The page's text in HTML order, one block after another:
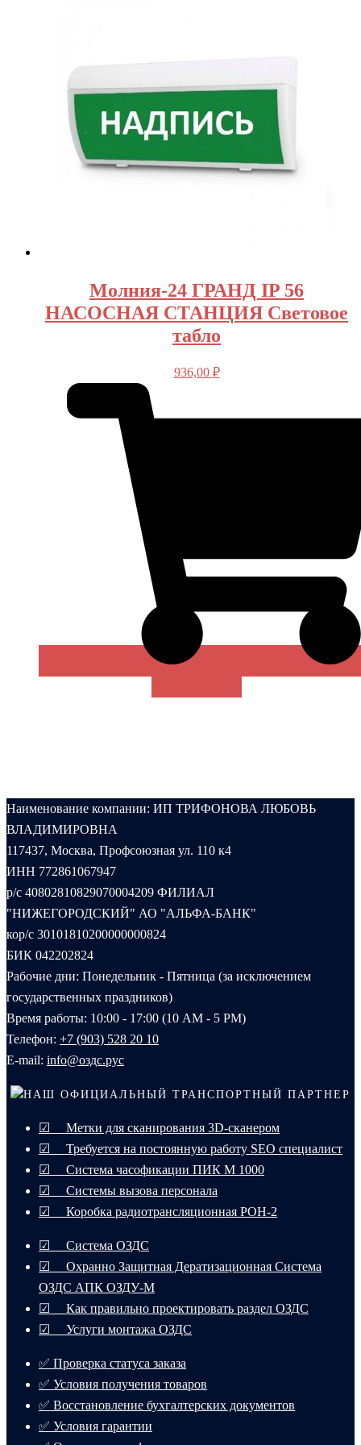
Молния-24 ГРАНД IP 56
НАСОСНАЯ СТАНЦИЯ Световое
табло
936,00 ₽
Наименование компании: ИП ТРИФОНОВА ЛЮБОВЬ
ВЛАДИМИРОВНА
117437, Москва, Профсоюзная ул. 110 к4
ИНН 772861067947
р/с 40802810829070004209 ФИЛИАЛ
"НИЖЕГОРОДСКИЙ" АО "АЛЬФА-БАНК"
кор/с 30101810200000000824
БИК 042202824
Рабочие дни: Понедельник - Пятница (за исключением
государственных праздников)
Время работы: 10:00 - 17:00 (10 AM - 5 PM)
Телефон: +7 (903) 528 20 10‬
E-mail: info@оздс.рус
НАШ ОФИЦИАЛЬНЫЙ ТРАНСПОРТНЫЙ ПАРТНЕР
☑ Метки для сканирования 3D-сканером
☑ Требуется на постоянную работу SEO специалист
☑ Система часофикации ПИК М 1000
☑ Системы вызова персонала
☑ Коробка радиотрансляционная РОН-2
☑ Система ОЗДС
☑ Охранно Защитная Дератизационная Система
ОЗДС АПК ОЗДУ-М
☑ Как правильно проектировать раздел ОЗДС
☑ Услуги монтажа ОЗДС
✅ Проверка статуса заказа
✅ Условия получения товаров
✅ Восстановление бухгалтерских документов
✅ Условия гарантии